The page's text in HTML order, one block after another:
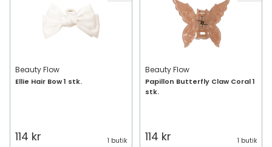
Beauty Flow
Ellie Hair Bow 1 stk.
114 kr 1 butik
Beauty Flow
Papillon Butterfly Claw Coral 1
stk.
114 kr 1 butik